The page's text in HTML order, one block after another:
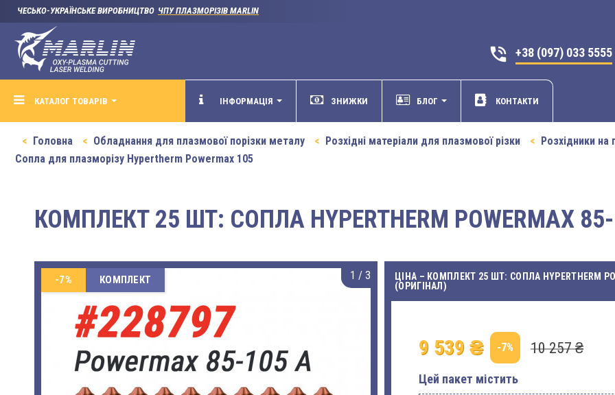
ЧЕСЬКО-УКРАЇНСЬКЕ ВИРОБНИЦТВО ЧПУ ПЛАЗМОРІЗІВ MARLIN
phone_in_talk +38 (097) 033 5555
КАТАЛОГ ТОВАРІВ ІНФОРМАЦІЯ ЗНИЖКИ БЛОГ КОНТАКТИ
Головна Обладнання для плазмової порізки металу Розхідні матеріали для плазмової різки
Розхідники
Сопла для плазморізу Hypertherm Powermax 105
КОМПЛЕКТ 25 ШТ: СОПЛА HYPERTHERM POWERMAX
-7% КОМПЛЕКТ 1 / 3
ЦІНА – КОМПЛЕКТ 25 ШТ: СОПЛА HYPERTHERM
(ОРИГІНАЛ)
9 539 ₴ -7% 10 257 ₴
Цей пакет містить